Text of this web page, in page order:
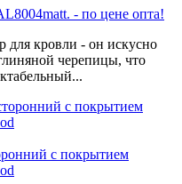
- по цене опта!
для кровли - он искусно
черепицы, что
с покрытием